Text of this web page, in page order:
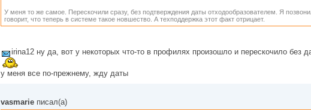
У меня то же самое. Перескочили сразу, без подтверждения даты отходообразователем. Я
говорит, что теперь в системе такое новшество. А техподдержка этот факт отрицает.
irina12 ну да, вот у некоторых что-то в профилях произошло и перескочило без
у меня все по-прежнему, жду даты
vasmarie писал(а)